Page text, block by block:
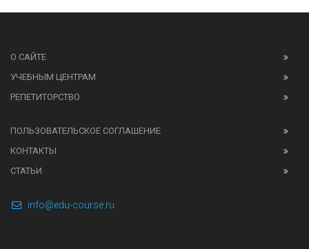
О САЙТЕ
УЧЕБНЫМ ЦЕНТРАМ
РЕПЕТИТОРСТВО
ПОЛЬЗОВАТЕЛЬСКОЕ СОГЛАШЕНИЕ
КОНТАКТЫ
СТАТЬИ
info@edu-course.ru